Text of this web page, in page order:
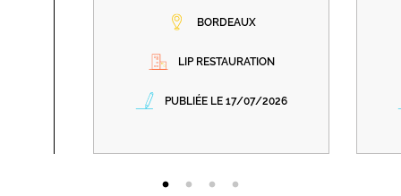
BORDEAUX
LIP RESTAURATION
PUBLIÉE LE 17/07/2026